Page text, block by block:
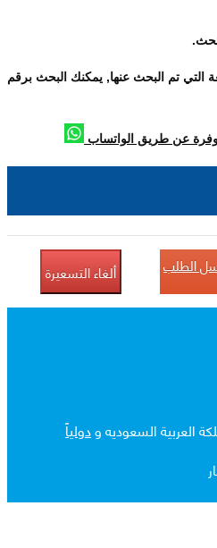
التي تم البحث عنها, يمكنك البحث برقم
عن طريق الواتساب
الطلب ألغاء التسعيرة
العربية السعوديه ودولياً